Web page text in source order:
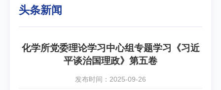
头条新闻
化学所党委理论学习中心组专题学习《习近
平谈治国理政》第五卷
发布时间：2025-09-26